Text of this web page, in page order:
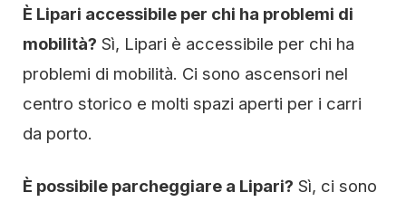
È Lipari accessibile per chi ha problemi di
mobilità? Sì, Lipari è accessibile per chi ha
problemi di mobilità. Ci sono ascensori nel
centro storico e molti spazi aperti per i carri
da porto.
È possibile parcheggiare a Lipari? Sì, ci sono